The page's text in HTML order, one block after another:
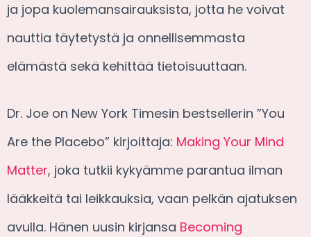
ja jopa kuolemansairauksista, jotta he voivat
nauttia täytetystä ja onnellisemmasta
elämästä sekä kehittää tietoisuuttaan.
Dr. Joe on New York Timesin bestsellerin ”You
Are the Placebo” kirjoittaja: Making Your Mind
Matter, joka tutkii kykyämme parantua ilman
lääkkeitä tai leikkauksia, vaan pelkän ajatuksen
avulla. Hänen uusin kirjansa Becoming